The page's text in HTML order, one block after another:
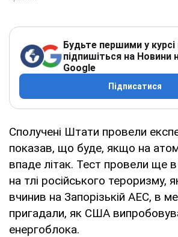
Будьте першими у
підпишіться на Новини
Google
Підписатися
Сполучені Штати провели
показав, що буде, якщо на
впаде літак. Тест провели ще
на тлі російського тероризму,
вчинив на Запорізькій АЕС, в
пригадали, як США
енергоблока.